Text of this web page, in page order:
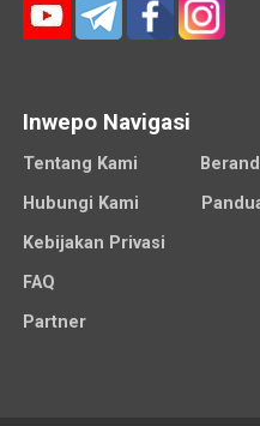
Inwepo Navigasi
Tentang Kami
Hubungi Kami
Kebijakan Privasi
FAQ
Partner